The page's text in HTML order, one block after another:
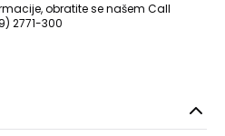
obratite se našem Call
2771-300